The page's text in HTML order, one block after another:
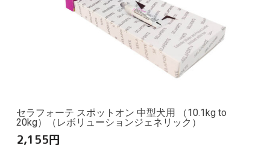
セラフォーテ スポットオン 中型犬用 （10.1kg to
20kg）（レボリューションジェネリック）
2,155円